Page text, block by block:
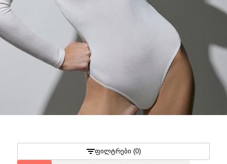
ᲤᲘᲚᲢᲠᲔᲑᲘ (0)